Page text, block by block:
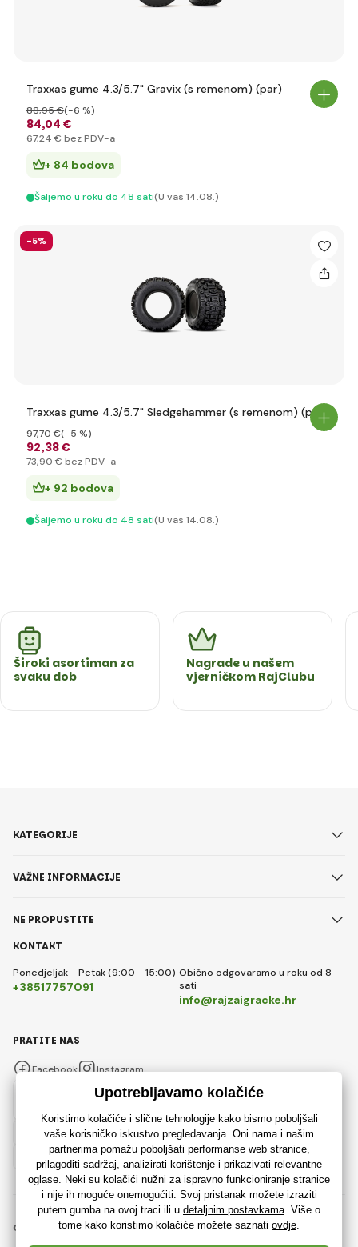
Traxxas gume 4.3/5.7" Gravix (s remenom) (par)
84,04 €
88,95 €(-6 %)
67,24 € bez PDV-a
+ 84 bodova
Šaljemo u roku do 48 sati(U vas 14.08.)
-5%
Traxxas gume 4.3/5.7" Sledgehammer (s remenom) (par)
92,38 €
97,70 €(-5 %)
73,90 € bez PDV-a
+ 92 bodova
Šaljemo u roku do 48 sati(U vas 14.08.)
Široki asortiman za
svaku dob
Nagrade u našem
vjerničkom RajClubu
KONTAKT
Ponedjeljak - Petak (9:00 - 15:00)
+38517757091
Obično odgovaramo u roku od 8
sati
info@rajzaigracke.hr
KATEGORIJE
VAŽNE INFORMACIJE
NE PROPUSTITE
PRATITE NAS
Facebook Instagram
© 2018 - 2026 Rajzaigracke.hr, Sva prava pridržana